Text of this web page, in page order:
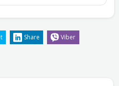
Share Viber